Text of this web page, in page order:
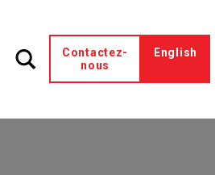
Contactez-
nous
English